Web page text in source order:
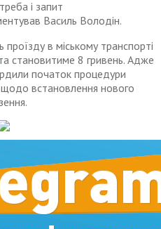
і запит
Василь Володін.
в міському транспорті
становитиме 8 гривень. Адже
початок процедури
щодо встановлення нового